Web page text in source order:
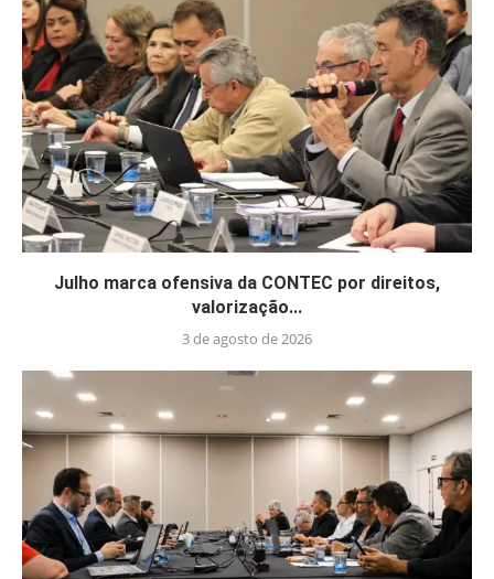
Julho marca ofensiva da CONTEC por direitos,
valorização...
3 de agosto de 2026